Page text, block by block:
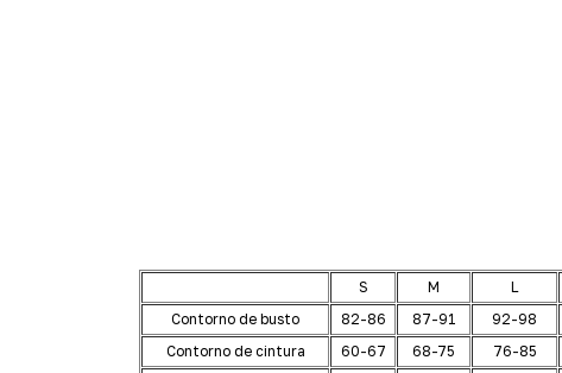
S M L
Contorno de busto
82-86 87-91 92-98
Contorno de cintura
60-67 68-75 76-85